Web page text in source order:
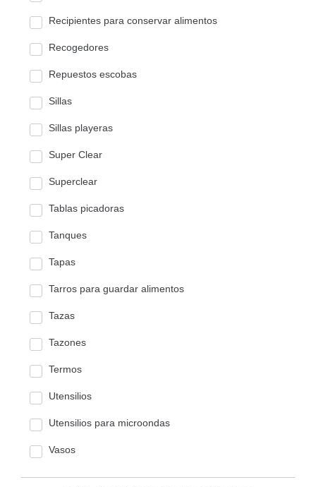
Recipientes para conservar alimentos
Recogedores
Repuestos escobas
Sillas
Sillas playeras
Super Clear
Superclear
Tablas picadoras
Tanques
Tapas
Tarros para guardar alimentos
Tazas
Tazones
Termos
Utensilios
Utensilios para microondas
Vasos